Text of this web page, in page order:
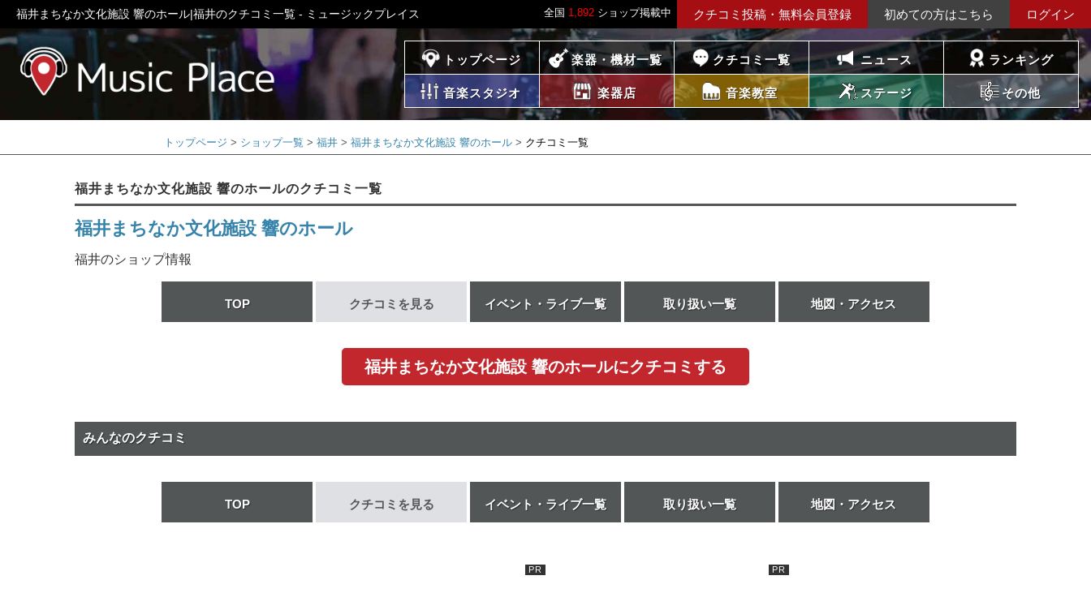
全国 1,892 ショップ掲載中 クチコミ投稿・無料会員登録 初めての方はこちら ログイン
福井まちなか文化施設 響のホール|福井のクチコミ一覧 - ミュージックプレイス
ミュージックプレイス トップページ 楽器・機材一覧 クチコミ一覧 ニュース ランキング
音楽スタジオ 楽器店 音楽教室 ステージ その他
トップページ ショップ一覧 福井 福井まちなか文化施設 響のホール クチコミ一覧
福井まちなか文化施設 響のホールのクチコミ一覧
福井まちなか文化施設 響のホール
福井のショップ情報
TOP クチコミを見る イベント・ライブ一覧 取り扱い一覧 地図・アクセス
福井まちなか文化施設 響のホールにクチコミする
みんなのクチコミ
TOP クチコミを見る イベント・ライブ一覧 取り扱い一覧 地図・アクセス